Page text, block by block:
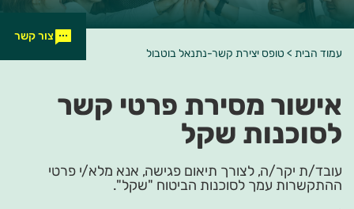
עמוד הבית > טופס יצירת קשר-נתנאל בוטבול
אישור מסירת פרטי קשר
לסוכנות שקל
עובד/ת יקר/ה, לצורך תיאום פגישה, אנא מלא/י פרטי
ההתקשרות עמך לסוכנות הביטוח "שקל".
צור קשר